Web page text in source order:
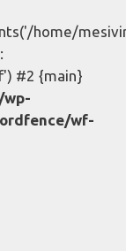
home/
#2 {main}
wp-
wf-